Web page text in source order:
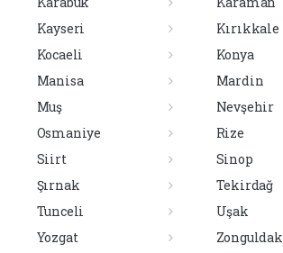
Kayseri Kırıkkale
Kocaeli Konya
Manisa Mardin
Muş Nevşehir
Osmaniye Rize
Siirt Sinop
Şırnak Tekirdağ
Tunceli Uşak
Yozgat Zonguldak